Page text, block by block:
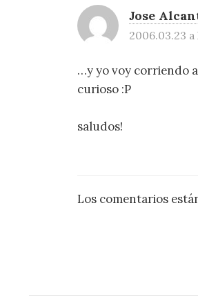
Jose
2006.03.23 a
…y yo voy corriendo
curioso :P
saludos!
Los comentarios